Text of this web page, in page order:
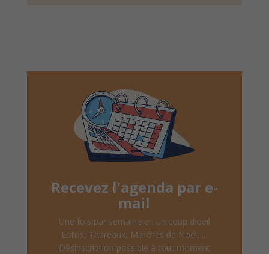
Recevez l'agenda par e-
mail
Une fois par semaine en un coup d'oeil
Lotos, Taureaux, Marchés de Noël, ...
Désinscription possible à tout moment